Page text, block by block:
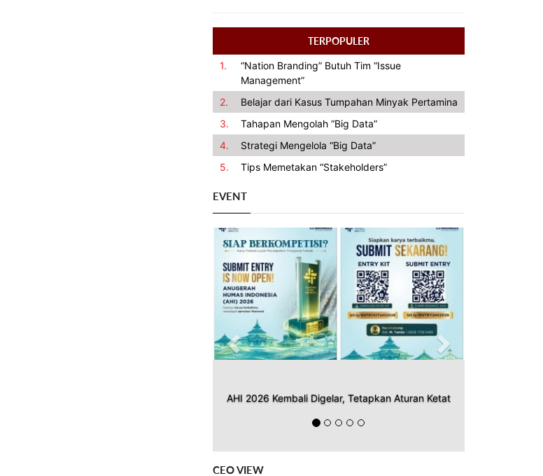
TERPOPULER
1.
“Nation Branding” Butuh Tim “Issue
Management”
2.
Belajar dari Kasus Tumpahan Minyak Pertamina
3.
Tahapan Mengolah “Big Data”
4.
Strategi Mengelola “Big Data”
5.
Tips Memetakan “Stakeholders”
EVENT
AHI 2026 Kembali Digelar, Tetapkan Aturan Ketat
Previous Next
CEO VIEW